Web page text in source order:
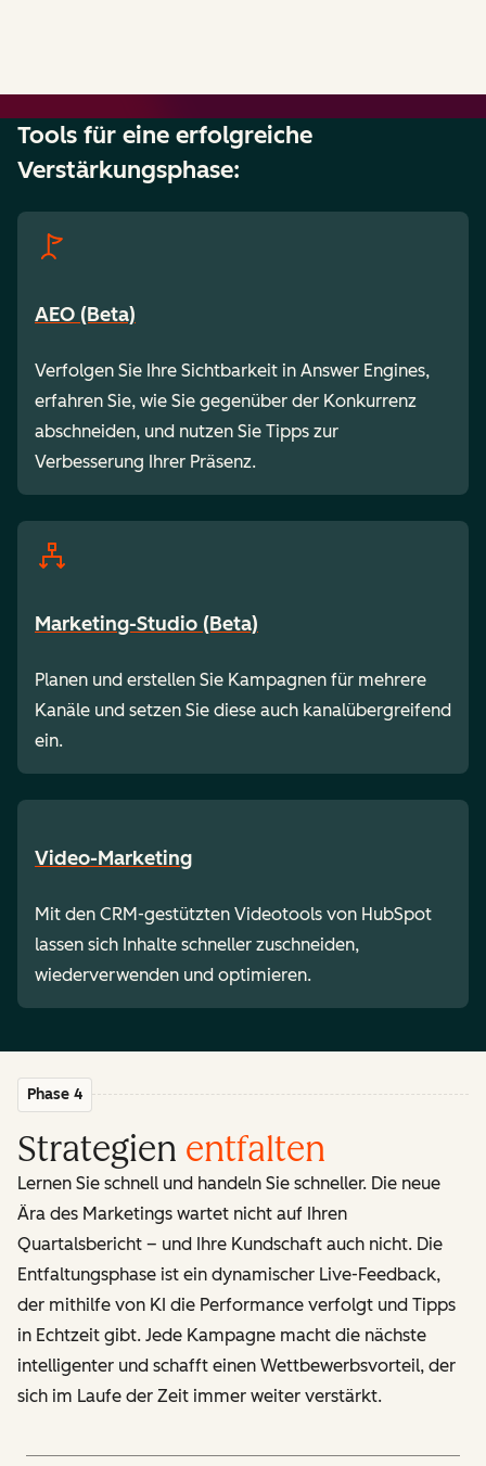
Tools für eine erfolgreiche
Verstärkungsphase:
AEO (Beta)
Verfolgen Sie Ihre Sichtbarkeit in Answer Engines,
erfahren Sie, wie Sie gegenüber der Konkurrenz
abschneiden, und nutzen Sie Tipps zur
Verbesserung Ihrer Präsenz.
Marketing-Studio (Beta)
Planen und erstellen Sie Kampagnen für mehrere
Kanäle und setzen Sie diese auch kanalübergreifend
ein.
Video-Marketing
Mit den CRM-gestützten Videotools von HubSpot
lassen sich Inhalte schneller zuschneiden,
wiederverwenden und optimieren.
Phase 4
Strategien entfalten
Lernen Sie schnell und handeln Sie schneller. Die neue
Ära des Marketings wartet nicht auf Ihren
Quartalsbericht – und Ihre Kundschaft auch nicht. Die
Entfaltungsphase ist ein dynamischer Live-Feedback,
der mithilfe von KI die Performance verfolgt und Tipps
in Echtzeit gibt. Jede Kampagne macht die nächste
intelligenter und schafft einen Wettbewerbsvorteil, der
sich im Laufe der Zeit immer weiter verstärkt.